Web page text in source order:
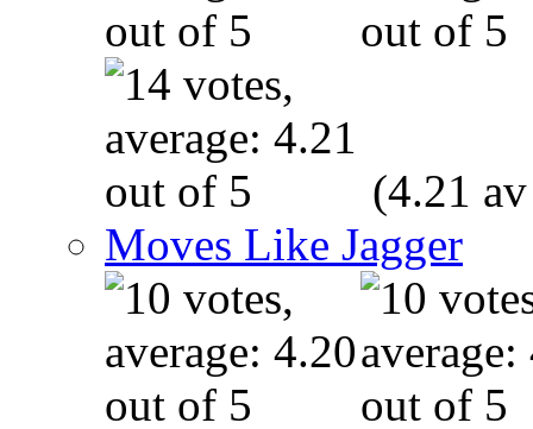
(4.21
Moves Like Jagger